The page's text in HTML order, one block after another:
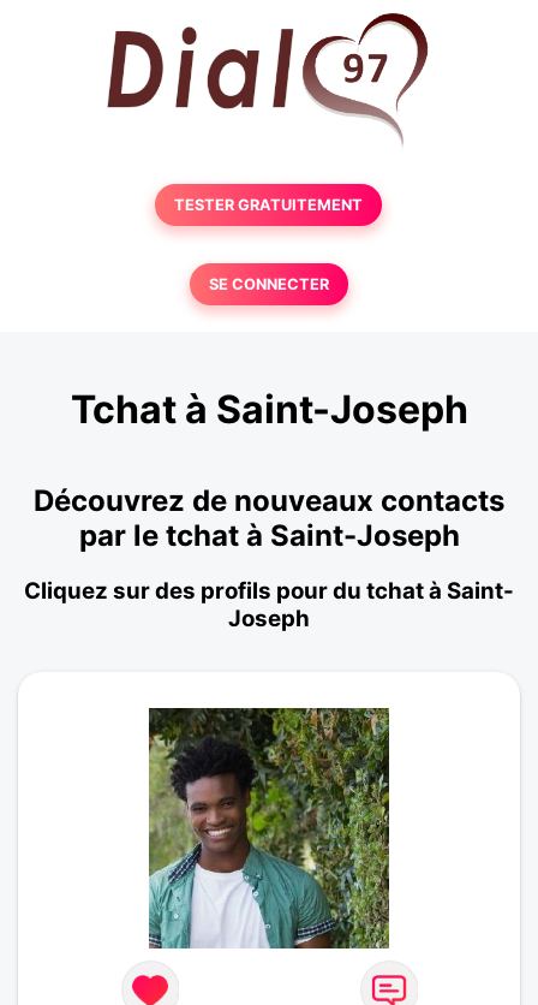
TESTER GRATUITEMENT
SE CONNECTER
Tchat à Saint-Joseph
Découvrez de nouveaux contacts
par le tchat à Saint-Joseph
Cliquez sur des profils pour du tchat à Saint-
Joseph